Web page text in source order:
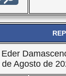
Eder
de Agosto de